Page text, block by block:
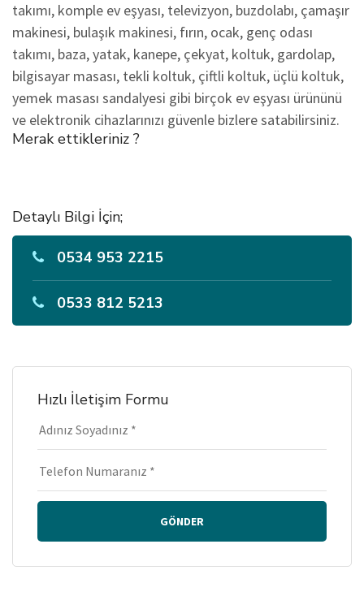
takımı, komple ev eşyası, televizyon, buzdolabı, çamaşır
makinesi, bulaşık makinesi, fırın, ocak, genç odası
takımı, baza, yatak, kanepe, çekyat, koltuk, gardolap,
bilgisayar masası, tekli koltuk, çiftli koltuk, üçlü koltuk,
yemek masası sandalyesi gibi birçok ev eşyası ürününü
ve elektronik cihazlarınızı güvenle bizlere satabilirsiniz.
Merak ettikleriniz ?
Detaylı Bilgi İçin;
0534 953 2215
0533 812 5213
Hızlı İletişim Formu
GÖNDER